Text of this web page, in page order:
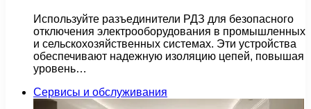
Используйте разъединители РДЗ для безопасного
отключения электрооборудования в промышленных
и сельскохозяйственных системах. Эти устройства
обеспечивают надежную изоляцию цепей, повышая
уровень…
Сервисы и обслуживания